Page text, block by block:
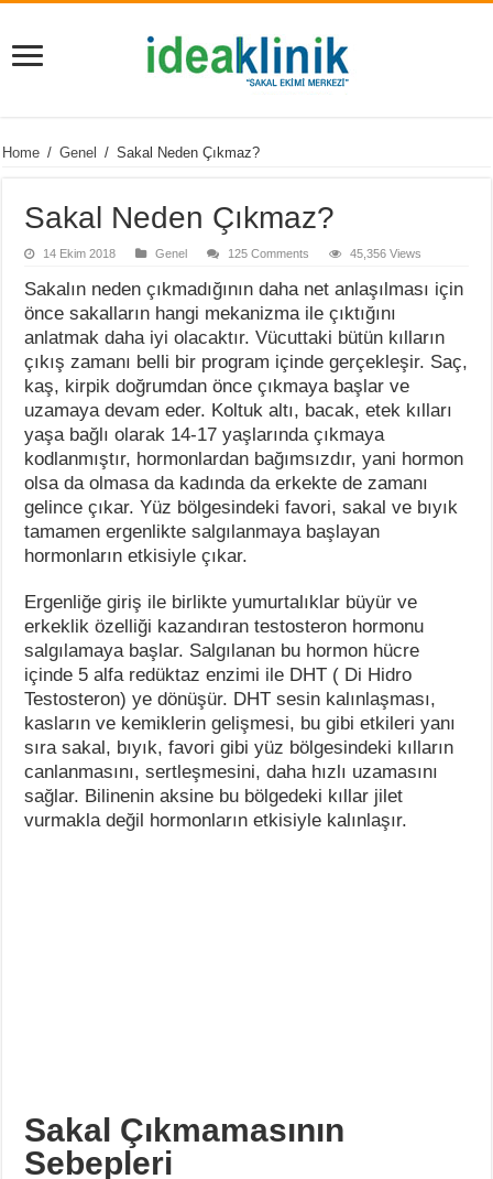
Home / Genel / Sakal Neden Çıkmaz?
Sakal Neden Çıkmaz?
14 Ekim 2018 Genel 125 Comments 45,356 Views
Sakalın neden çıkmadığının daha net anlaşılması için
önce sakalların hangi mekanizma ile çıktığını
anlatmak daha iyi olacaktır. Vücuttaki bütün kılların
çıkış zamanı belli bir program içinde gerçekleşir. Saç,
kaş, kirpik doğrumdan önce çıkmaya başlar ve
uzamaya devam eder. Koltuk altı, bacak, etek kılları
yaşa bağlı olarak 14-17 yaşlarında çıkmaya
kodlanmıştır, hormonlardan bağımsızdır, yani hormon
olsa da olmasa da kadında da erkekte de zamanı
gelince çıkar. Yüz bölgesindeki favori, sakal ve bıyık
tamamen ergenlikte salgılanmaya başlayan
hormonların etkisiyle çıkar.
Ergenliğe giriş ile birlikte yumurtalıklar büyür ve
erkeklik özelliği kazandıran testosteron hormonu
salgılamaya başlar. Salgılanan bu hormon hücre
içinde 5 alfa redüktaz enzimi ile DHT ( Di Hidro
Testosteron) ye dönüşür. DHT sesin kalınlaşması,
kasların ve kemiklerin gelişmesi, bu gibi etkileri yanı
sıra sakal, bıyık, favori gibi yüz bölgesindeki kılların
canlanmasını, sertleşmesini, daha hızlı uzamasını
sağlar. Bilinenin aksine bu bölgedeki kıllar jilet
vurmakla değil hormonların etkisiyle kalınlaşır.
Sakal Çıkmamasının
Sebepleri